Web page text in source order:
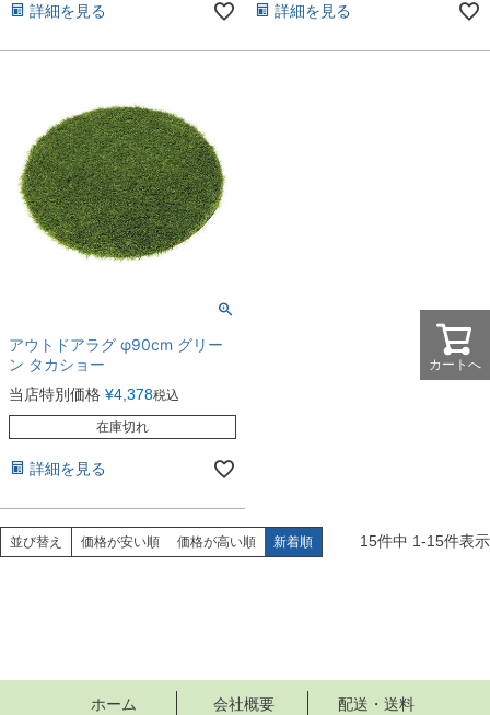
詳細を見る 詳細を見る
アウトドアラグ φ90cm グリー
ン タカショー
当店特別価格 ¥4,378税込
在庫切れ
詳細を見る
並び替え 価格が安い順 価格が高い順 新着順 15件中 1-15件表示
カートへ
ホーム 会社概要 配送・送料